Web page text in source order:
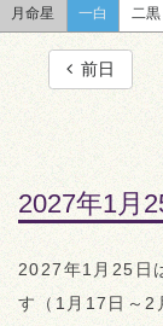
月命星 一白 二黒
前日
2027年1月
2027年1月25日
す（1月17日～2